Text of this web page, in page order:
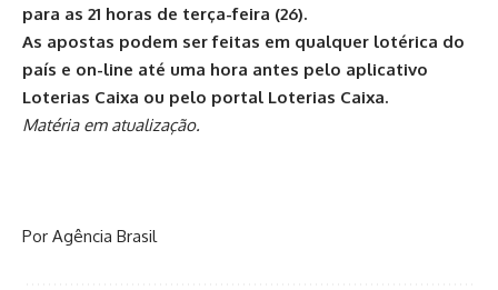
para as 21 horas de terça-feira (26).
As apostas podem ser feitas em qualquer lotérica do
país e on-line até uma hora antes pelo aplicativo
Loterias Caixa ou pelo portal Loterias Caixa.
Matéria em atualização.
Por Agência Brasil